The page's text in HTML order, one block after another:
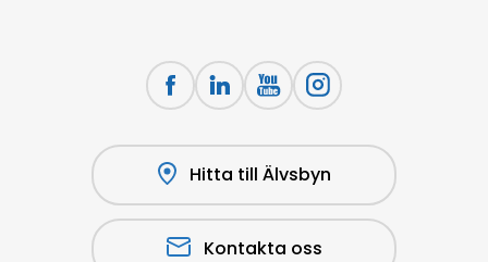
Hitta till Älvsbyn
Kontakta oss